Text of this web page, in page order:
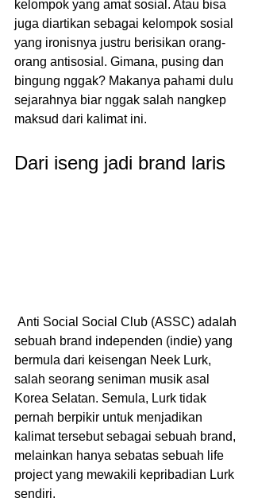
kelompok yang amat sosial. Atau bisa
juga diartikan sebagai kelompok sosial
yang ironisnya justru berisikan orang-
orang antisosial. Gimana, pusing dan
bingung nggak? Makanya pahami dulu
sejarahnya biar nggak salah nangkep
maksud dari kalimat ini.
Dari iseng jadi brand laris
sebuah brand independen (indie) yang
bermula dari keisengan Neek Lurk,
salah seorang seniman musik asal
Korea Selatan. Semula, Lurk tidak
pernah berpikir untuk menjadikan
kalimat tersebut sebagai sebuah brand,
melainkan hanya sebatas sebuah life
project yang mewakili kepribadian Lurk
sendiri.